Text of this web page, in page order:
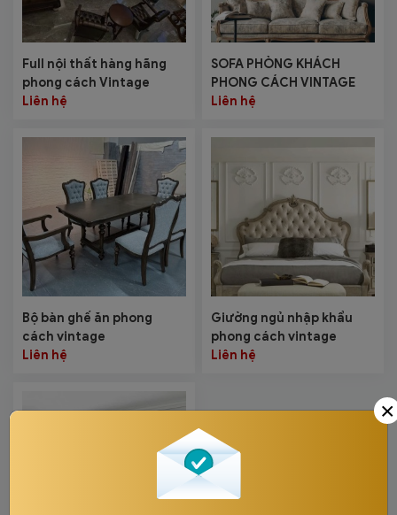
Full nội thất hàng hãng
phong cách Vintage
Liên hệ
SOFA PHÒNG KHÁCH
PHONG CÁCH VINTAGE
Liên hệ
Bộ bàn ghế ăn phong
cách vintage
Liên hệ
Giường ngủ nhập khẩu
phong cách vintage
Liên hệ
×